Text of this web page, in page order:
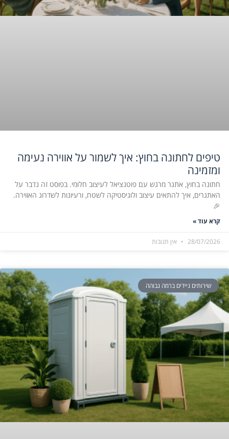
טיפים לחתונה בחוץ: איך לשמור על אווירה נעימה
ומזמינה
חתונה בחוץ, אתגר מרגש עם פוטנציאל לעיצוב חלומי. בפוסט זה נדבר על
האתגרים, איך להתאים עיצוב ולוגיסטיקה לשטח, ורעיונות לשדרוג האווירה.
🎉
קרא עוד »
28/07/2026 אין תגובות
שירותים ניידים ברמה גבוהה